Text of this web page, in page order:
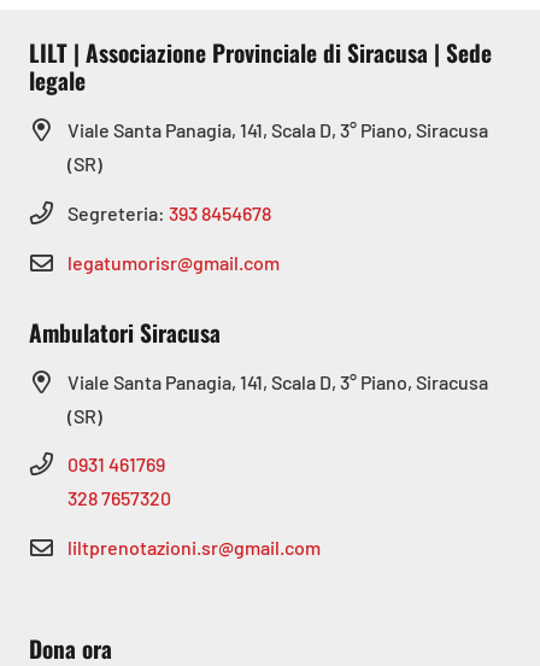
LILT | Associazione Provinciale di Siracusa | Sede
legale
Viale Santa Panagia, 141, Scala D, 3° Piano, Siracusa
(SR)
Segreteria: 393 8454678
legatumorisr@gmail.com
Ambulatori Siracusa
Viale Santa Panagia, 141, Scala D, 3° Piano, Siracusa
(SR)
0931 461769
328 7657320
liltprenotazioni.sr@gmail.com
Dona ora